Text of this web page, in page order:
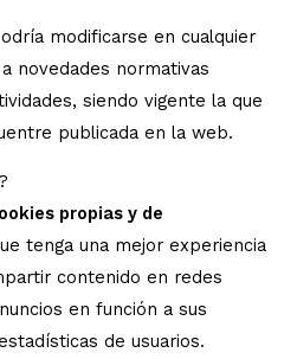
modificarse en cualquier
novedades normativas
siendo vigente la que
publicada en la web.
propias y de
tenga una mejor experiencia
contenido en redes
en función a sus
de usuarios.